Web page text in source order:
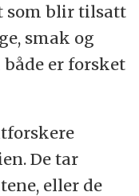
som blir tilsatt
smak og
er forsket
De tar
eller de